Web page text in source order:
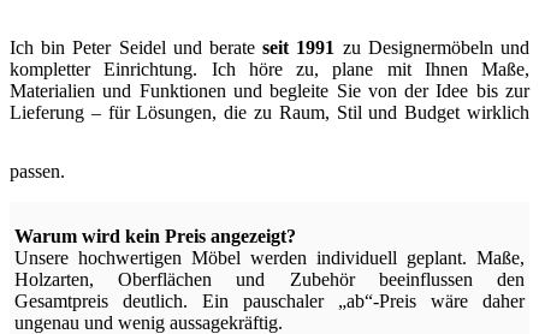
Ich bin Peter Seidel und berateseit 1991 zu Designermöbeln und
kompletter Einrichtung. Ich höre zu, plane mit Ihnen Maße,
Materialien und Funktionen und begleite Sie von der Idee bis zur
Lieferung – für Lösungen, die zu Raum, Stil und Budget wirklich
passen.
Warum wird kein Preis angezeigt?
Unsere hochwertigen Möbel werden individuell geplant. Maße,
Holzarten, Oberflächen und Zubehör beeinflussen den
Gesamtpreis deutlich. Ein pauschaler „ab“-Preis wäre daher
ungenau und wenig aussagekräftig.